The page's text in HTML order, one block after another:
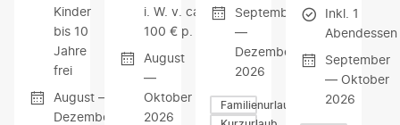
Kinder
bis 10
Jahre
frei
August —
Dezember
i. W. v. ca.
100 € p. P.
August
—
Oktober
2026
September
—
Dezember
2026
Familienurlaub
Inkl. 1
Abendessen
September
— Oktober
2026